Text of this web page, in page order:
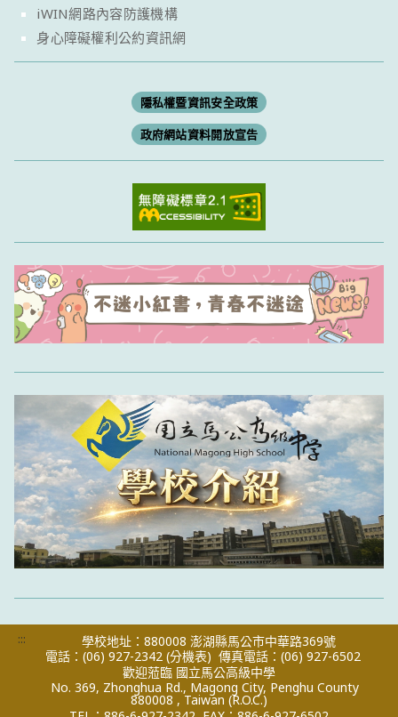
iWIN網路內容防護機構
身心障礙權利公約資訊網
隱私權暨資訊安全政策
政府網站資料開放宣告
:::
學校地址：880008 澎湖縣馬公市中華路369號
電話：(06) 927-2342 (分機表) 傳真電話：(06) 927-6502
歡迎蒞臨 國立馬公高級中學
No. 369, Zhonghua Rd., Magong City, Penghu County
880008 , Taiwan (R.O.C.)